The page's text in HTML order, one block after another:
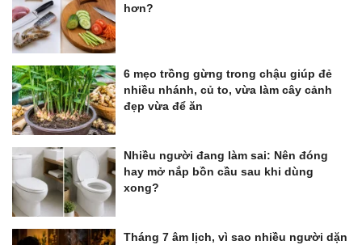
hơn?
6 mẹo trồng gừng trong chậu giúp đẻ
nhiều nhánh, củ to, vừa làm cây cảnh
đẹp vừa để ăn
Nhiều người đang làm sai: Nên đóng
hay mở nắp bồn cầu sau khi dùng
xong?
Tháng 7 âm lịch, vì sao nhiều người dặn